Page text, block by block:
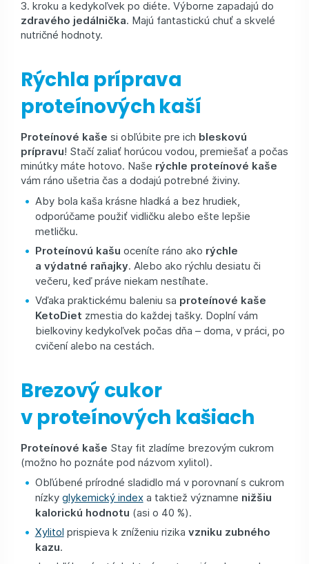
3. kroku a kedykoľvek po diéte. Výborne zapadajú do
zdravého jedálnička. Majú fantastickú chuť a skvelé
nutričné hodnoty.
Rýchla príprava
proteínových kaší
Proteínové kaše si obľúbite pre ich bleskovú
prípravu! Stačí zaliať horúcou vodou, premiešať a počas
minútky máte hotovo. Naše rýchle proteínové kaše
vám ráno ušetria čas a dodajú potrebné živiny.
Aby bola kaša krásne hladká a bez hrudiek,
odporúčame použiť vidličku alebo ešte lepšie
metličku.
Proteínovú kašu oceníte ráno ako rýchle
a výdatné raňajky. Alebo ako rýchlu desiatu či
večeru, keď práve niekam nestíhate.
Vďaka praktickému baleniu sa proteínové kaše
KetoDiet zmestia do každej tašky. Doplní vám
bielkoviny kedykoľvek počas dňa – doma, v práci, po
cvičení alebo na cestách.
Brezový cukor
v proteínových kašiach
Proteínové kaše Stay fit zladíme brezovým cukrom
(možno ho poznáte pod názvom xylitol).
Obľúbené prírodné sladidlo má v porovnaní s cukrom
nízky glykemický indexa taktiež významne nižšiu
kalorickú hodnotu (asi o 40 %).
Xylitol prispieva k zníženiu rizika vzniku zubného
kazu.